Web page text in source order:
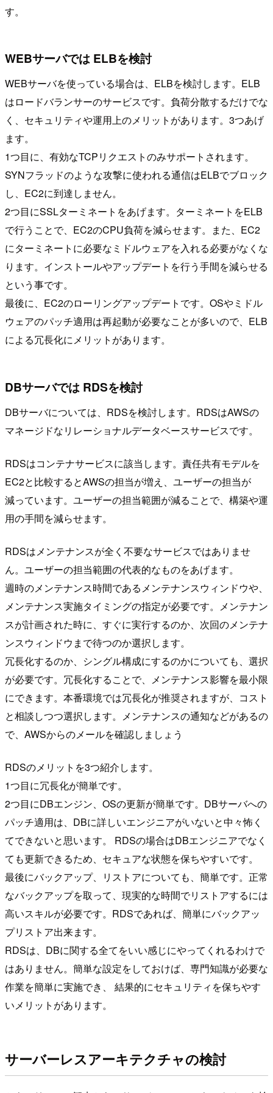
す。
WEBサーバでは ELBを検討
WEBサーバを使っている場合は、ELBを検討します。ELB
はロードバランサーのサービスです。負荷分散するだけでな
く、セキュリティや運用上のメリットがあります。3つあげ
ます。
1つ目に、有効なTCPリクエストのみサポートされます。
SYNフラッドのような攻撃に使われる通信はELBでブロック
し、EC2に到達しません。
2つ目にSSLターミネートをあげます。ターミネートをELB
で行うことで、EC2のCPU負荷を減らせます。また、EC2
にターミネートに必要なミドルウェアを入れる必要がなくな
ります。インストールやアップデートを行う手間を減らせる
という事です。
最後に、EC2のローリングアップデートです。OSやミドル
ウェアのパッチ適用は再起動が必要なことが多いので、ELB
による冗長化にメリットがあります。
DBサーバでは RDSを検討
DBサーバについては、RDSを検討します。RDSはAWSの
マネージドなリレーショナルデータベースサービスです。
RDSはコンテナサービスに該当します。責任共有モデルを
EC2と比較するとAWSの担当が増え、ユーザーの担当が
減っています。ユーザーの担当範囲が減ることで、構築や運
用の手間を減らせます。
RDSはメンテナンスが全く不要なサービスではありませ
ん。ユーザーの担当範囲の代表的なものをあげます。
週時のメンテナンス時間であるメンテナンスウィンドウや、
メンテナンス実施タイミングの指定が必要です。メンテナン
スが計画された時に、すぐに実行するのか、次回のメンテナ
ンスウィンドウまで待つのか選択します。
冗長化するのか、シングル構成にするのかについても、選択
が必要です。冗長化することで、メンテナンス影響を最小限
にできます。本番環境では冗長化が推奨されますが、コスト
と相談しつつ選択します。メンテナンスの通知などがあるの
で、AWSからのメールを確認しましょう
RDSのメリットを3つ紹介します。
1つ目に冗長化が簡単です。
2つ目にDBエンジン、OSの更新が簡単です。DBサーバへの
パッチ適用は、DBに詳しいエンジニアがいないと中々怖く
てできないと思います。 RDSの場合はDBエンジニアでなく
ても更新できるため、セキュアな状態を保ちやすいです。
最後にバックアップ、リストアについても、簡単です。正常
なバックアップを取って、現実的な時間でリストアするには
高いスキルが必要です。RDSであれば、簡単にバックアッ
プリストア出来ます。
RDSは、DBに関する全てをいい感じにやってくれるわけで
はありません。簡単な設定をしておけば、専門知識が必要な
作業を簡単に実施でき、 結果的にセキュリティを保ちやす
いメリットがあります。
サーバーレスアーキテクチャの検討